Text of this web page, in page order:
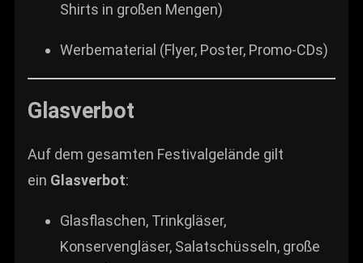
Shirts in großen Mengen)
Werbematerial (Flyer, Poster, Promo-CDs)
Glasverbot
Auf dem gesamten Festivalgelände gilt
ein Glasverbot:
Glasflaschen, Trinkgläser,
Konservengläser, Salatschüsseln, große